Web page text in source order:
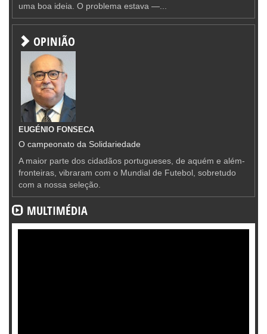
uma boa ideia. O problema estava —...
OPINIÃO
EUGÉNIO FONSECA
O campeonato da Solidariedade
A maior parte dos cidadãos portugueses, de aquém e além-
fronteiras, vibraram com o Mundial de Futebol, sobretudo
com a nossa seleção.
MULTIMÉDIA